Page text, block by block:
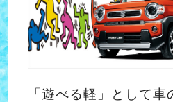
「遊べる軽」として